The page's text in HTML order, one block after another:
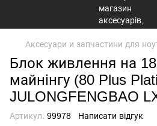
Аксесуари и запчастини для
Блок живлення на
майнінгу (80 Plus
JULONGFENGBAO
Артикул: 99978 Написати відгук